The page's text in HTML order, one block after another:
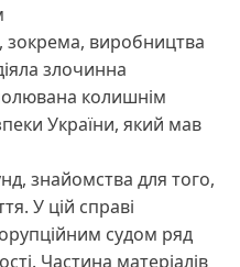
зокрема, виробництва
злочинна
колишнім
України, який мав
знайомства для того,
У цій справі
судом ряд
Частина матеріалів